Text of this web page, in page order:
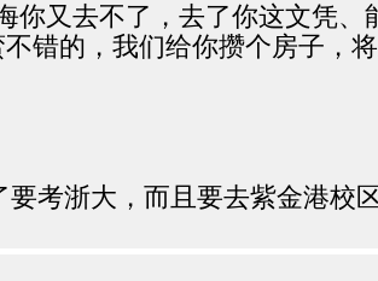
又去不了，去了你这文凭、
错的，我们给你攒个房子，
考浙大，而且要去紫金港校